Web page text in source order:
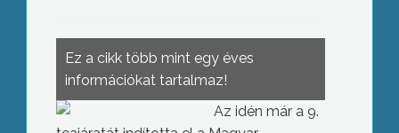
Ez a cikk több mint egy éves
információkat tartalmaz!
Az idén már a 9.